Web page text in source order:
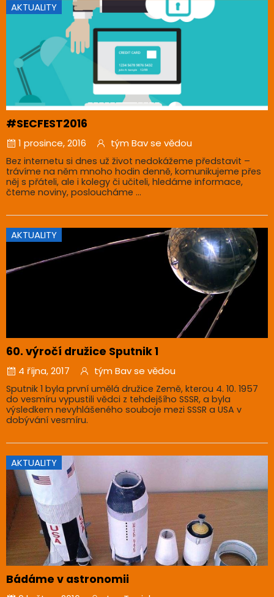
AKTUALITY
#SECFEST2016
1 prosince, 2016 tým Bav se vědou
Bez internetu si dnes už život nedokážeme představit –
trávíme na něm mnoho hodin denně, komunikujeme přes
něj s přáteli, ale i kolegy či učiteli, hledáme informace,
čteme noviny, posloucháme ...
AKTUALITY
60. výročí družice Sputnik 1
4 října, 2017 tým Bav se vědou
Sputnik 1 byla první umělá družice Země, kterou 4. 10. 1957
do vesmíru vypustili vědci z tehdejšího SSSR, a byla
výsledkem nevyhlášeného souboje mezi SSSR a USA v
dobývání vesmíru.
AKTUALITY
Bádáme v astronomii